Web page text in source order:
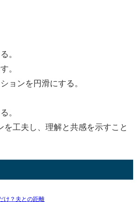
。
。
ョンを円滑にする。
。
工夫し、理解と共感を示すこと